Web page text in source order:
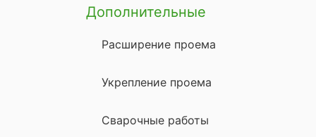
Дополнительные
Расширение проема
Укрепление проема
Сварочные работы